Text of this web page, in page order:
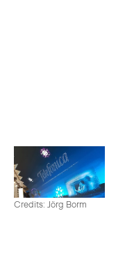
Credits: Jörg Borm